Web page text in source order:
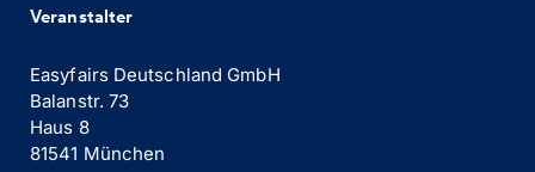
Veranstalter
Easyfairs Deutschland GmbH
Balanstr. 73
Haus 8
81541 München